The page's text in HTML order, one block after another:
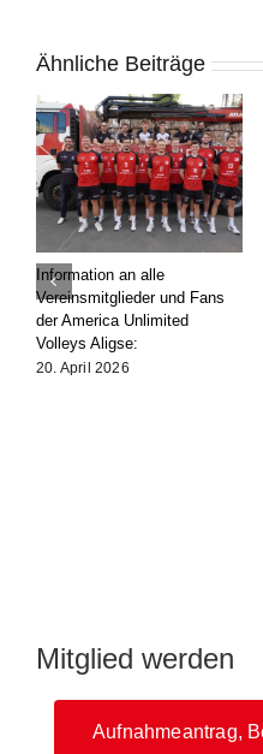
Ähnliche Beiträge
– 2. Bundesliga
Herren:
beim
TV – Berichte zum
vom 21.03.2026 (aus
Mitglied werden